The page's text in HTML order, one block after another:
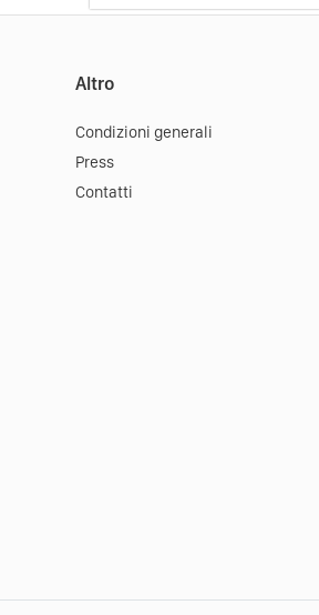
Altro
Condizioni generali
Press
Contatti